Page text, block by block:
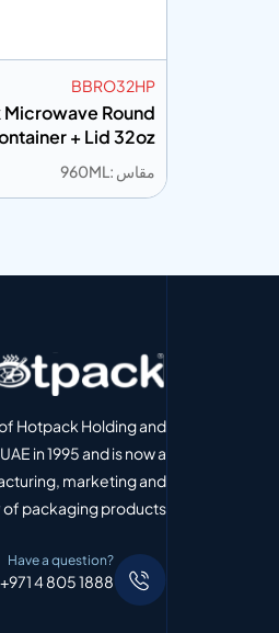
Black Microwave
Container + Lid
Hotpack Holding and
in 1995 and is now a
marketing and
of packaging products
Have a question?
+971 4 805 1888